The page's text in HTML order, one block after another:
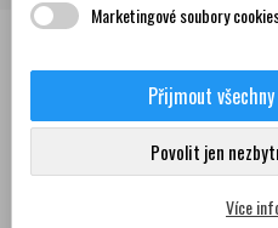
Marketingové soubory
Přijmout
Povolit jen
Více